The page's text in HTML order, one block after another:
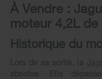
À Vendre :
moteur 4,2L de
Historique du
Lors de sa sortie, la
absolue. Elle